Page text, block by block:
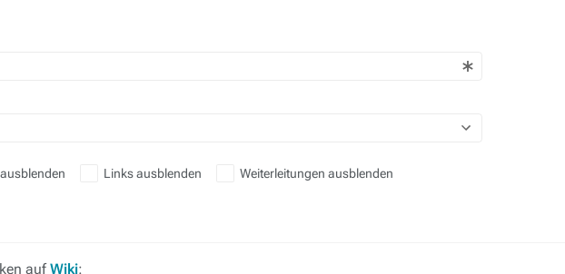
Links ausblenden Weiterleitungen ausblenden
aufWiki: